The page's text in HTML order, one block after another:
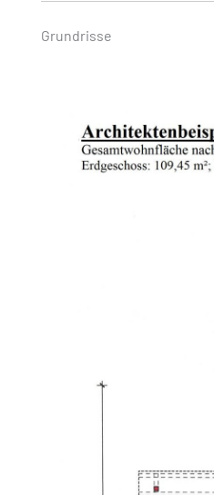
Grundrisse